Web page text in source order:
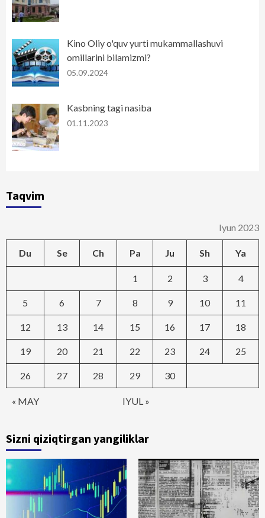
Kino Oliy o'quv yurti mukammallashuvi
omillarini bilamizmi?
05.09.2024
Kasbning tagi nasiba
01.11.2023
Taqvim
Iyun 2023
Du Se Ch Pa Ju Sh Ya
« MAY IYUL »
1 2 3 4
5 6 7 8 9 10 11
12 13 14 15 16 17 18
19 20 21 22 23 24 25
26 27 28 29 30
Sizni qiziqtirgan yangiliklar